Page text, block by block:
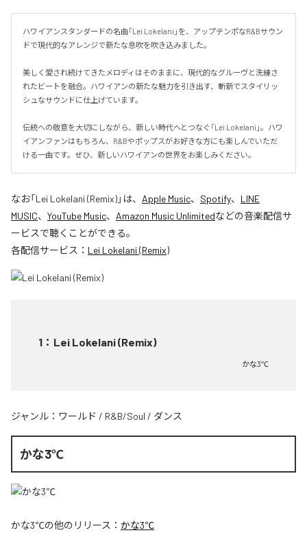
ハワイアンスタンダードの名曲「Lei Lokelani」を、アップテンポなR&Bサウン
ドで現代的なアレンジで新たな息吹を吹き込みました。
美しく愛され続けてきたメロディはそのままに、現代的なグルーヴと洗練さ
れたビートを融合。ハワイアンの新たな魅力を引き出す、斬新でスタイリッ
シュなサウンドに仕上げています。
伝統への敬意を大切にしながら、新しい時代へとつなぐ「Lei Lokelani」。ハワ
イアンファンはもちろん、R&Bやポップスがお好きな方にも楽しんでいただ
ける一曲です。ぜひ、新しいハワイアンの世界をお楽しみください。
なお「Lei Lokelani (Remix)」は、 Apple Music、 Spotify、 LINE
MUSIC、 YouTube Music、 Amazon Music Unlimitedなどの音楽配信サ
ービスで聴くことができる。
各配信サービス： Lei Lokelani (Remix)
1 ： Lei Lokelani (Remix)
かな3℃
ジャンル： ワールド / R&B/Soul / ダンス
かな3℃
かな3℃の他のリリース： かな3℃